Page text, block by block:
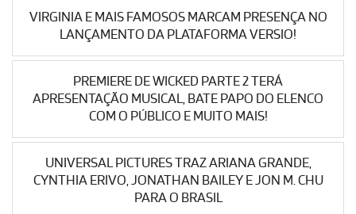
VIRGINIA E MAIS FAMOSOS MARCAM PRESENÇA NO
LANÇAMENTO DA PLATAFORMA VERSIO!
PREMIERE DE WICKED PARTE 2 TERÁ
APRESENTAÇÃO MUSICAL, BATE PAPO DO ELENCO
COM O PÚBLICO E MUITO MAIS!
UNIVERSAL PICTURES TRAZ ARIANA GRANDE,
CYNTHIA ERIVO, JONATHAN BAILEY E JON M. CHU
PARA O BRASIL